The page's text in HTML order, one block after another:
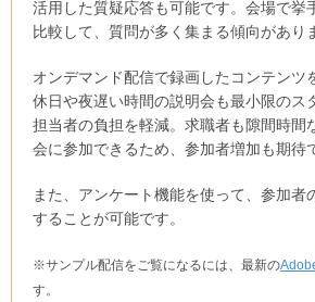
活用した質疑応答も可能です。会場で挙
比較して、質問が多く集まる傾向があり
オンデマンド配信で録画したコンテンツ
休日や夜遅い時間の説明会も最小限のス
担当者の負担を軽減。求職者も隙間時間
会に参加できるため、参加者増加も期待
また、アンケート機能を使って、参加者
することが可能です。
※サンプル配信をご覧になるには、最新の
す。